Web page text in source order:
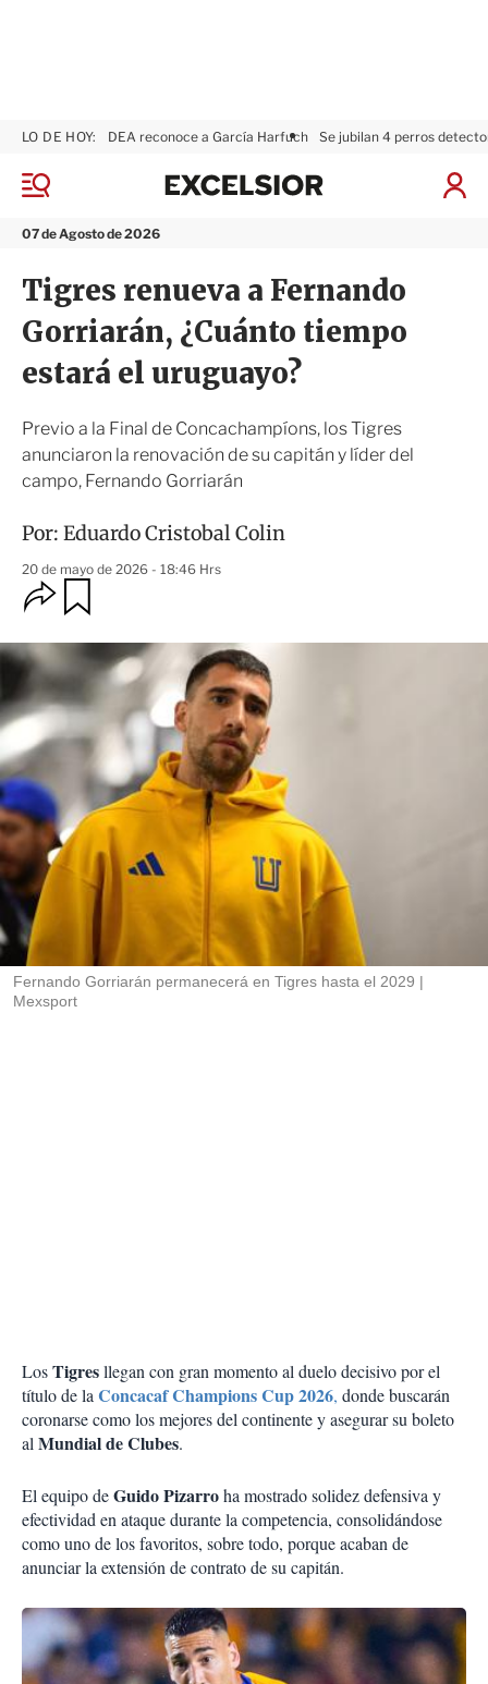
M
n
07 de Agosto de 2026
LO DE HOY: DEA reconoce a García Harfuch Se jubilan 4 perros
I
x
i
o
r
Tigres renueva a Fernando
Gorriarán, ¿Cuánto tiempo
estará el uruguayo?
Previo a la Final de Concachampíons, los Tigres
anunciaron la renovación de su capitán y líder del
campo, Fernando Gorriarán
Por: Eduardo Cristobal Colin
20 de mayo de 2026 - 18:46 Hrs
O
p
i
o
e
s
c
o
m
p
r
d
r
Fernando Gorriarán permanecerá en Tigres hasta el 2029
Mexsport
LosTigresllegan con gran momento al duelo decisivo por el
título de laConcacaf Champions Cup 2026, donde buscarán
coronarse como los mejores del continente y asegurar su boleto
alMundial de Clubes.
El equipo deGuido Pizarroha mostrado solidez defensiva y
efectividad en ataque durante la competencia, consolidándose
como uno de los favoritos, sobre todo, porque acaban de
anunciar la extensión de contrato de su capitán.